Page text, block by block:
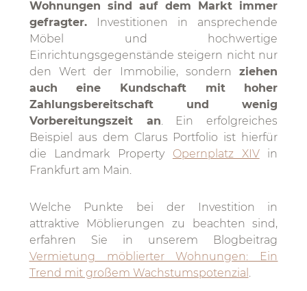
Wohnungen sind auf dem Markt immer
gefragter.Investitionen in ansprechende
Möbel und hochwertige
Einrichtungsgegenstände steigern nicht nur
den Wert der Immobilie, sondernziehen
auch eine Kundschaft mit hoher
Zahlungsbereitschaft und wenig
Vorbereitungszeit an. Ein erfolgreiches
Beispiel aus dem Clarus Portfolio ist hierfür
die Landmark Property Opernplatz XIVin
Frankfurt am Main.
Welche Punkte bei der Investition in
attraktive Möblierungen zu beachten sind,
erfahren Sie in unserem Blogbeitrag
Vermietung möblierter Wohnungen: Ein
Trend mit großem Wachstumspotenzial .